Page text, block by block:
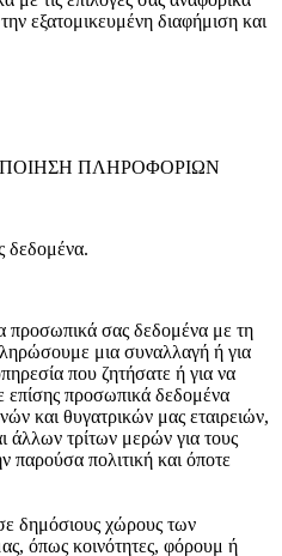
εξατομικευμένη διαφήμιση και
ΠΛΗΡΟΦΟΡΙΩΝ
δεδομένα.
προσωπικά σας δεδομένα με τη
μια συναλλαγή ή για
που ζητήσατε ή για να
επίσης προσωπικά δεδομένα
και θυγατρικών μας εταιρειών,
τρίτων μερών για τους
παρούσα πολιτική και όποτε
δημόσιους χώρους των
όπως κοινότητες, φόρουμ ή